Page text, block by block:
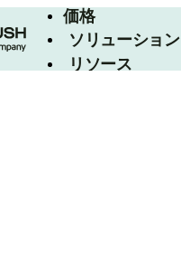
価格
ソリューション
リソース